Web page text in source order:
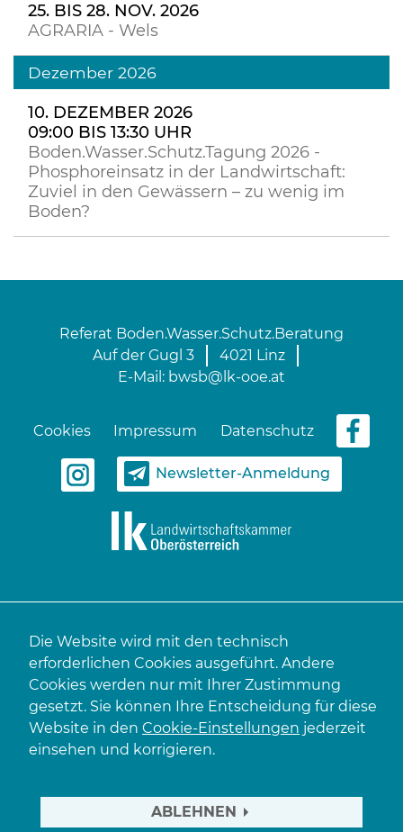
25. BIS 28. NOV. 2026
AGRARIA - Wels
Dezember 2026
10. DEZEMBER 2026
09:00 BIS 13:30 UHR
Boden.Wasser.Schutz.Tagung 2026 -
Phosphoreinsatz in der Landwirtschaft:
Zuviel in den Gewässern – zu wenig im
Boden?
Referat Boden.Wasser.Schutz.Beratung
Auf der Gugl 3
4021 Linz
E-Mail: bwsb@lk-ooe.at
Cookies Impressum Datenschutz
Newsletter-Anmeldung
Die Website wird mit den technisch
erforderlichen Cookies ausgeführt. Andere
Cookies werden nur mit Ihrer Zustimmung
gesetzt. Sie können Ihre Entscheidung für diese
Website in den Cookie-Einstellungen jederzeit
einsehen und korrigieren.
ABLEHNEN